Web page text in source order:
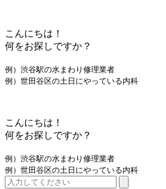
こんにちは！
何をお探しですか？
例）渋谷駅の水まわり修理業者
例）世田谷区の土日にやっている内科
こんにちは！
何をお探しですか？
例）渋谷駅の水まわり修理業者
例）世田谷区の土日にやっている内科